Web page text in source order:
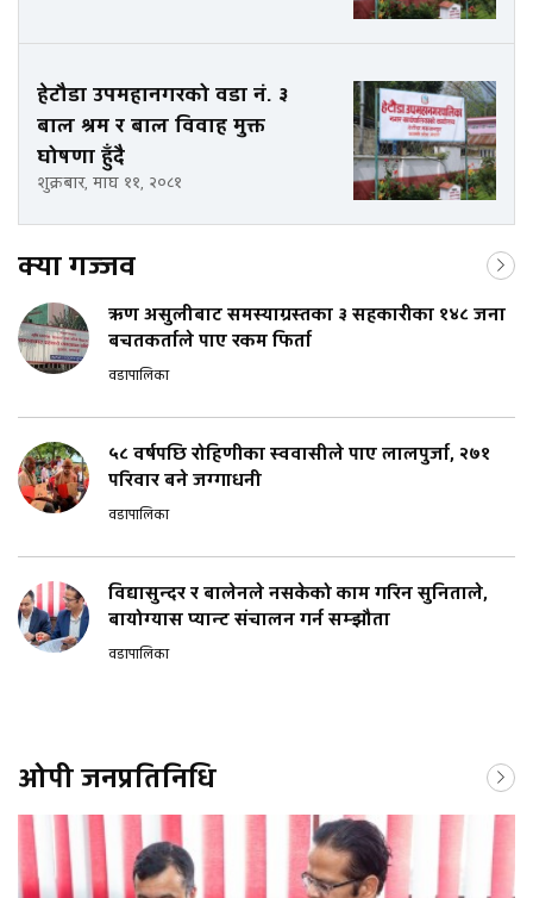
हेटौडा उपमहानगरको वडा नं. ३
बाल श्रम र बाल विवाह मुक्त
घोषणा हुँदै
शुक्रबार, माघ ११, २०८१
क्या गज्जव
ऋण असुलीबाट समस्याग्रस्तका ३ सहकारीका १४८ जना
बचतकर्ताले पाए रकम फिर्ता
वडापालिका
५८ वर्षपछि रोहिणीका स्ववासीले पाए लालपुर्जा, २७१
परिवार बने जग्गाधनी
वडापालिका
विद्यासुन्दर र बालेनले नसकेको काम गरिन सुनिताले,
बायोग्यास प्यान्ट संचालन गर्न सम्झौता
वडापालिका
ओपी जनप्रतिनिधि